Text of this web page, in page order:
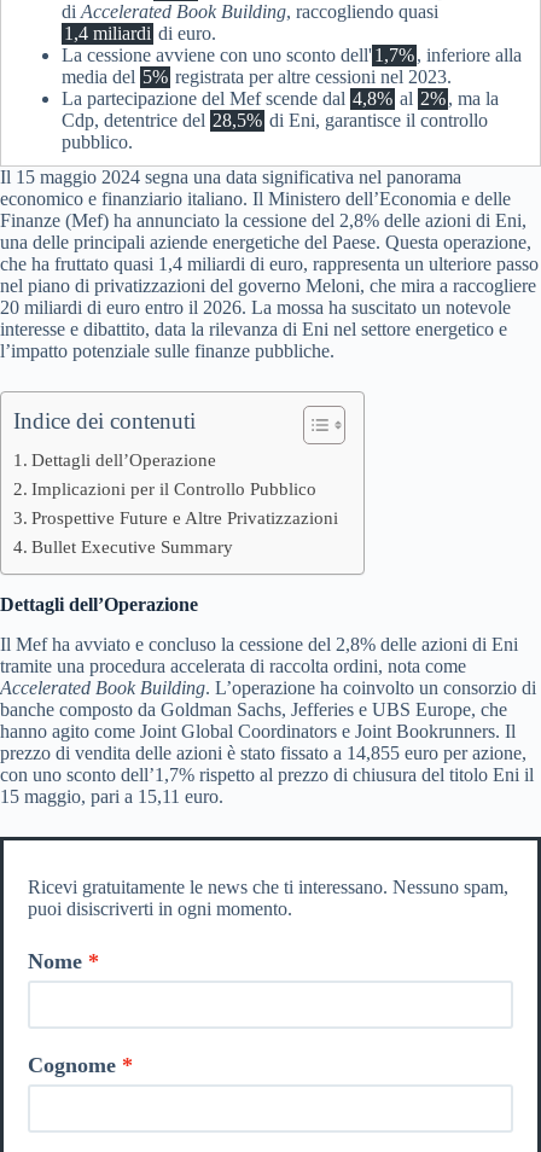
di Accelerated Book Building, raccogliendo quasi
1,4 miliardi di euro.
La cessione avviene con uno sconto dell'1,7%, inferiore alla
media del 5% registrata per altre cessioni nel 2023.
La partecipazione del Mef scende dal 4,8% al 2%, ma la
Cdp, detentrice del 28,5% di Eni, garantisce il controllo
pubblico.
Il 15 maggio 2024 segna una data significativa nel panorama
economico e finanziario italiano. Il Ministero dell’Economia e delle
Finanze (Mef) ha annunciato la cessione del 2,8% delle azioni di Eni,
una delle principali aziende energetiche del Paese. Questa operazione,
che ha fruttato quasi 1,4 miliardi di euro, rappresenta un ulteriore passo
nel piano di privatizzazioni del governo Meloni, che mira a raccogliere
20 miliardi di euro entro il 2026. La mossa ha suscitato un notevole
interesse e dibattito, data la rilevanza di Eni nel settore energetico e
l’impatto potenziale sulle finanze pubbliche.
Indice dei contenuti
Dettagli dell’Operazione
Implicazioni per il Controllo Pubblico
Prospettive Future e Altre Privatizzazioni
Bullet Executive Summary
Dettagli dell’Operazione
Il Mef ha avviato e concluso la cessione del 2,8% delle azioni di Eni
tramite una procedura accelerata di raccolta ordini, nota come
Accelerated Book Building. L’operazione ha coinvolto un consorzio di
banche composto da Goldman Sachs, Jefferies e UBS Europe, che
hanno agito come Joint Global Coordinators e Joint Bookrunners. Il
prezzo di vendita delle azioni è stato fissato a 14,855 euro per azione,
con uno sconto dell’1,7% rispetto al prezzo di chiusura del titolo Eni il
15 maggio, pari a 15,11 euro.
Ricevi gratuitamente le news che ti interessano. Nessuno spam,
puoi disiscriverti in ogni momento.
Nome
Cognome